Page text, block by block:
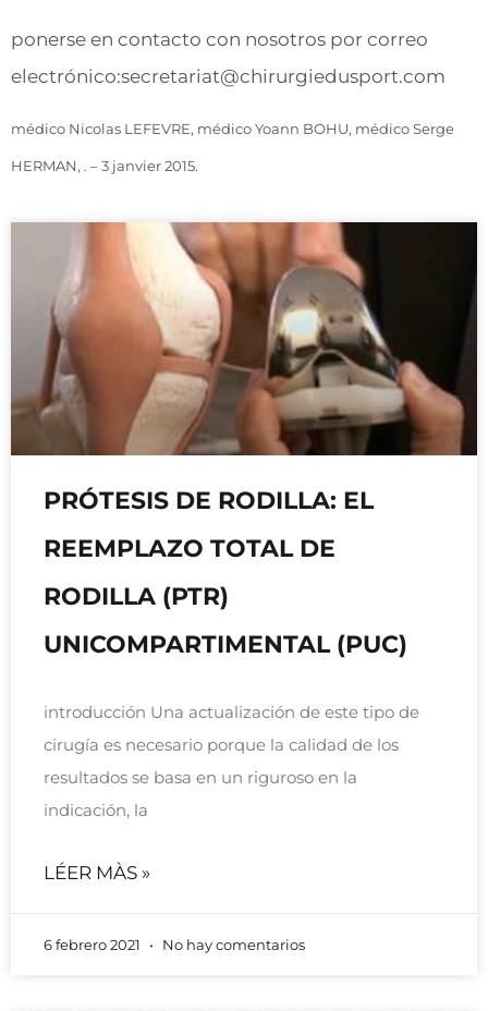
ponerse en contacto con nosotros por correo
electrónico:secretariat@chirurgiedusport.com
médico Nicolas LEFEVRE, médico Yoann BOHU, médico Serge
HERMAN, . – 3 janvier 2015.
PRÓTESIS DE RODILLA: EL
REEMPLAZO TOTAL DE
RODILLA (PTR)
UNICOMPARTIMENTAL (PUC)
introducción Una actualización de este tipo de
cirugía es necesario porque la calidad de los
resultados se basa en un riguroso en la
indicación, la
LÉER MÀS »
6 febrero 2021 No hay comentarios